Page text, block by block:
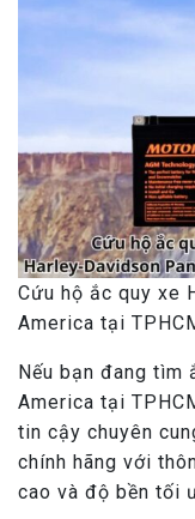
Cứu hộ ắc quy xe
America tại
Nếu bạn đang tìm
America tại
tin cậy chuyên
chính hãng với
cao và độ bền tối